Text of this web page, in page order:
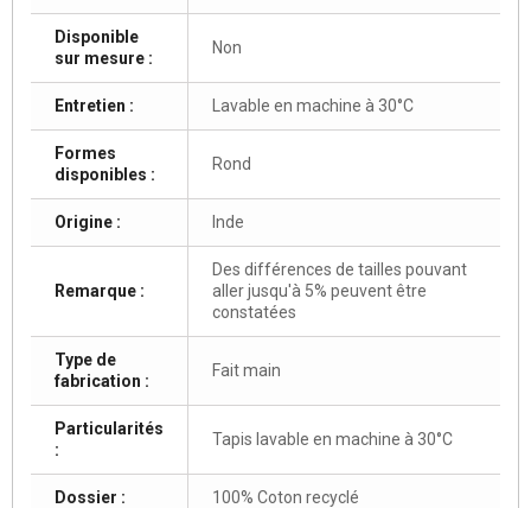
Disponible
sur mesure :
Non
Entretien : Lavable en machine à 30°C
Formes
disponibles :
Rond
Origine : Inde
Remarque :
Des différences de tailles pouvant
aller jusqu'à 5% peuvent être
constatées
Type de
fabrication :
Fait main
Particularités
:
Tapis lavable en machine à 30°C
Dossier : 100% Coton recyclé